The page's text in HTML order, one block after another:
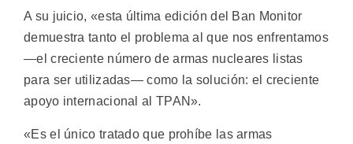
A su juicio, «esta última edición del Ban Monitor
demuestra tanto el problema al que nos enfrentamos
—el creciente número de armas nucleares listas
para ser utilizadas— como la solución: el creciente
apoyo internacional al TPAN».
«Es el único tratado que prohíbe las armas